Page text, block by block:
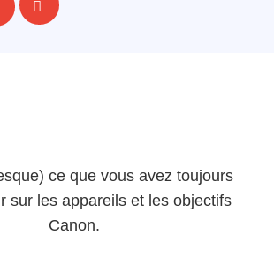
ce que vous avez toujours
sur les appareils et les objectifs
Canon.